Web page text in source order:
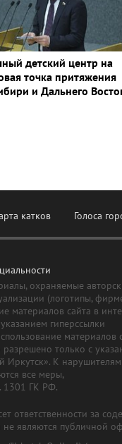
детский центр на
точка притяжения
и Дальнего
катков Голоса
охраняемые
(логотипы,
материалов сайта в
гиперссылки
материалов
только с
Иркутск». К
все меры,
1301 ГК РФ.
ответственности за
являются публичной